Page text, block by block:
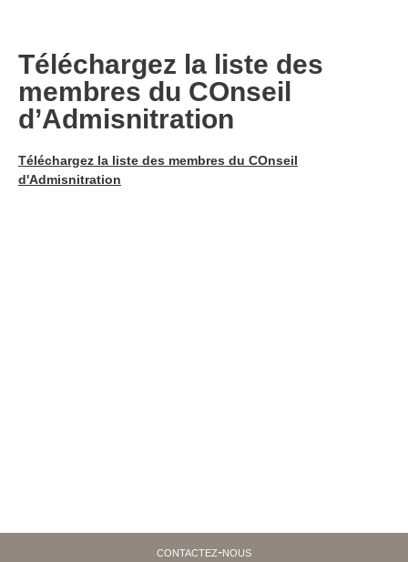
Téléchargez la liste des
membres du COnseil
d’Admisnitration
Téléchargez la liste des membres du COnseil
d'Admisnitration
contactez-nous